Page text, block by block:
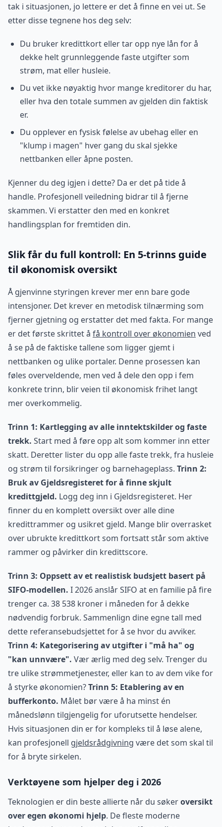
tak i situasjonen, jo lettere er det å finne en vei ut. Se
etter disse tegnene hos deg selv:
Du bruker kredittkort eller tar opp nye lån for å
dekke helt grunnleggende faste utgifter som
strøm, mat eller husleie.
Du vet ikke nøyaktig hvor mange kreditorer du har,
eller hva den totale summen av gjelden din faktisk
er.
Du opplever en fysisk følelse av ubehag eller en
"klump i magen" hver gang du skal sjekke
nettbanken eller åpne posten.
Kjenner du deg igjen i dette? Da er det på tide å
handle. Profesjonell veiledning bidrar til å fjerne
skammen. Vi erstatter den med en konkret
handlingsplan for fremtiden din.
Slik får du full kontroll: En 5-trinns guide
til økonomisk oversikt
Å gjenvinne styringen krever mer enn bare gode
intensjoner. Det krever en metodisk tilnærming som
fjerner gjetning og erstatter det med fakta. For mange
er det første skrittet å få kontroll over økonomien ved
å se på de faktiske tallene som ligger gjemt i
nettbanken og ulike portaler. Denne prosessen kan
føles overveldende, men ved å dele den opp i fem
konkrete trinn, blir veien til økonomisk frihet langt
mer overkommelig.
Trinn 1: Kartlegging av alle inntektskilder og faste
trekk. Start med å føre opp alt som kommer inn etter
skatt. Deretter lister du opp alle faste trekk, fra husleie
og strøm til forsikringer og barnehageplass. Trinn 2:
Bruk av Gjeldsregisteret for å finne skjult
kredittgjeld. Logg deg inn i Gjeldsregisteret. Her
finner du en komplett oversikt over alle dine
kredittrammer og usikret gjeld. Mange blir overrasket
over ubrukte kredittkort som fortsatt står som aktive
rammer og påvirker din kredittscore.
Trinn 3: Oppsett av et realistisk budsjett basert på
SIFO-modellen. I 2026 anslår SIFO at en familie på fire
trenger ca. 38 538 kroner i måneden for å dekke
nødvendig forbruk. Sammenlign dine egne tall med
dette referansebudsjettet for å se hvor du avviker.
Trinn 4: Kategorisering av utgifter i "må ha" og
"kan unnvære". Vær ærlig med deg selv. Trenger du
tre ulike strømmetjenester, eller kan to av dem vike for
å styrke økonomien?Trinn 5: Etablering av en
bufferkonto. Målet bør være å ha minst én
månedslønn tilgjengelig for uforutsette hendelser.
Hvis situasjonen din er for kompleks til å løse alene,
kan profesjonell gjeldsrådgivning være det som skal til
for å bryte sirkelen.
Verktøyene som hjelper deg i 2026
Teknologien er din beste allierte når du søkeroversikt
over egen økonomi hjelp. De fleste moderne